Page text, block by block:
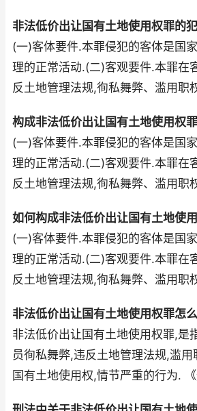
非法低价出让国有土地使用权罪的
(一)客体要件.本罪侵犯的客体是国
理的正常活动.(二)客观要件.本罪在
反土地管理法规,徇私舞弊、滥用职
构成非法低价出让国有土地使用权
(一)客体要件.本罪侵犯的客体是国
理的正常活动.(二)客观要件.本罪在
反土地管理法规,徇私舞弊、滥用职
如何构成非法低价出让国有土地使
(一)客体要件.本罪侵犯的客体是国
理的正常活动.(二)客观要件.本罪在
反土地管理法规,徇私舞弊、滥用职
非法低价出让国有土地使用权罪怎
非法低价出让国有土地使用权罪,是
员徇私舞弊,违反土地管理法规,滥用
国有土地使用权,情节严重的行为.